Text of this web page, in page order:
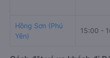
Hồng Sơn (Phú
Yên)
15:00 -